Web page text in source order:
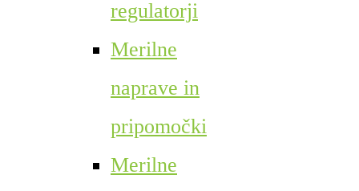
regulatorji
Merilne
naprave in
pripomočki
Merilne